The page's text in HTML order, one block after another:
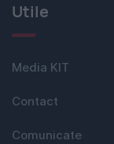
Utile
Media KIT
Contact
Comunicate